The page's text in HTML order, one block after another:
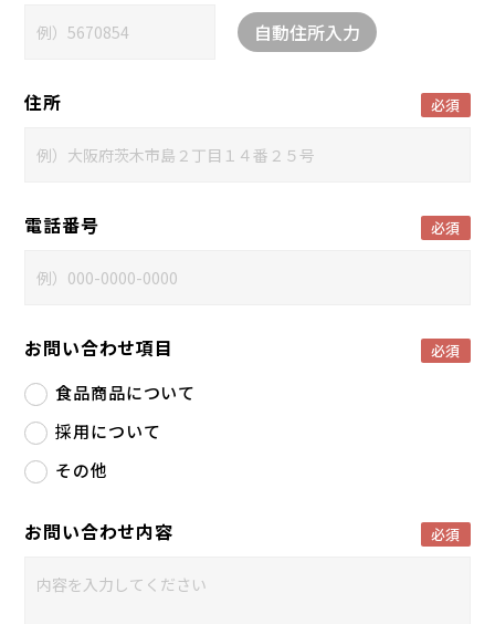
自動住所入力
住所 必須
電話番号 必須
お問い合わせ項目 必須
食品商品について
採用について
その他
お問い合わせ内容 必須